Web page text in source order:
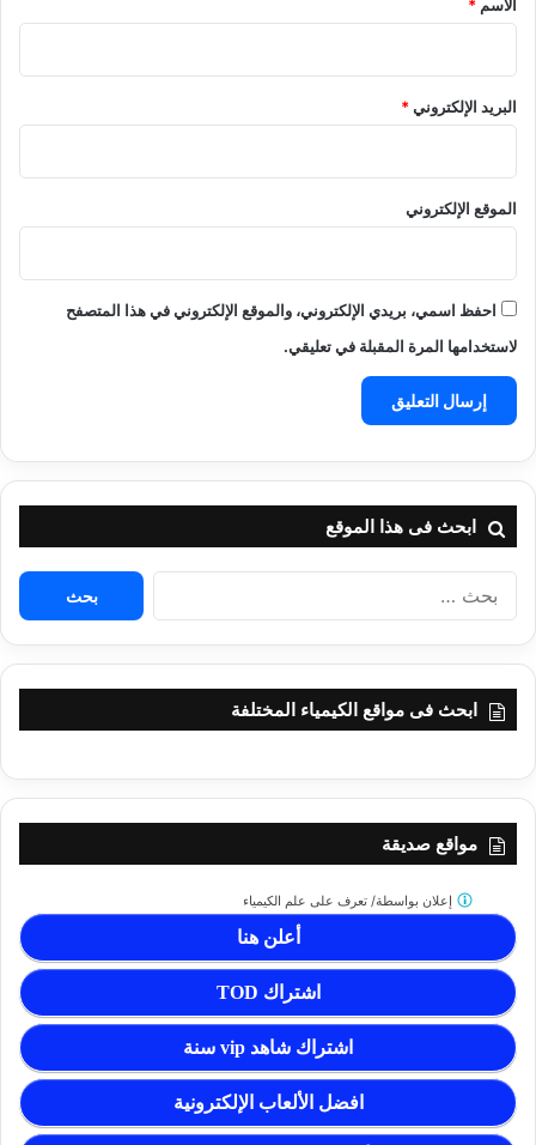
الاسم *
البريد الإلكتروني*
الموقع الإلكتروني
احفظ اسمي، بريدي الإلكتروني، والموقع الإلكتروني في هذا المتصفح
لاستخدامها المرة المقبلة في تعليقي.
ابحث فى هذا الموقع
البحث
ابحث فى مواقع الكيمياء المختلفة
مواقع صديقة
أعلن هنا
اشتراك TOD
اشتراك شاهد vip سنة
افضل الألعاب الإلكترونية
إعلان بواسطة/ تعرف على علم الكيمياء